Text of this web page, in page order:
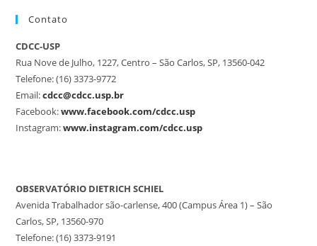
Contato
CDCC-USP
Rua Nove de Julho, 1227, Centro – São Carlos, SP, 13560-042
Telefone: (16) 3373-9772
Email:cdcc@cdcc.usp.br
Facebook:www.facebook.com/cdcc.usp
Instagram:www.instagram.com/cdcc.usp
OBSERVATÓRIO DIETRICH SCHIEL
Avenida Trabalhador são-carlense, 400 (Campus Área 1) – São
Carlos, SP, 13560-970
Telefone: (16) 3373-9191